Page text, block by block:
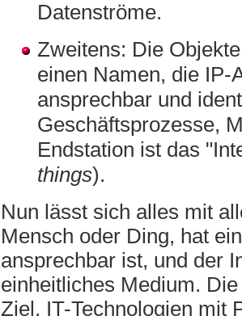
Datenströme.
Zweitens: Die
einen Namen, die IP-
ansprechbar und
Geschäftsprozesse,
Endstation ist das
things).
Nun lässt sich alles mit
Mensch oder Ding, hat
ansprechbar ist, und der
einheitliches Medium.
Ziel, IT-Technologien mit